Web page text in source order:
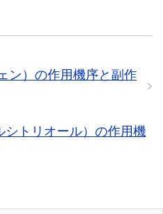
ン）の作用機序と副作
シトリオール）の作用機